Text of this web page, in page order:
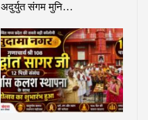
अदुर्युत संगम मुनि…